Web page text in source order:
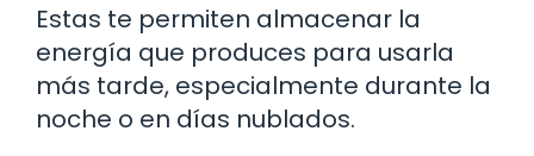
Estas te permiten almacenar la
energía que produces para usarla
más tarde, especialmente durante la
noche o en días nublados.